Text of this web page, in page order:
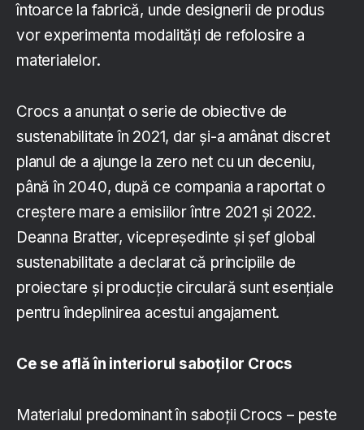
întoarce la fabrică, unde designerii de produs
vor experimenta modalități de refolosire a
materialelor.
Crocs a anunțat o serie de obiective de
sustenabilitate în 2021, dar și-a amânat discret
planul de a ajunge la zero net cu un deceniu,
până în 2040, după ce compania a raportat o
creștere mare a emisiilor între 2021 și 2022.
Deanna Bratter, vicepreședinte și șef global
sustenabilitate a declarat că principiile de
proiectare și producție circulară sunt esențiale
pentru îndeplinirea acestui angajament.
Ce se află în interiorul saboților Crocs
Materialul predominant în saboții Crocs – peste